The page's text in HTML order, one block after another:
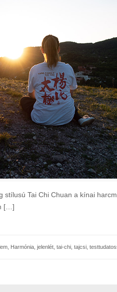
stílusú Tai Chi Chuan a kínai
[…]
Harmónia jelenlét tai-chi tajcsi